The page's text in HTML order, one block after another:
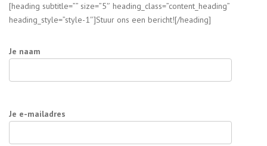
[heading subtitle=”” size=”5″ heading_class=”content_heading”
heading_style=”style-1″]Stuur ons een bericht![/heading]
Je naam
Je e-mailadres